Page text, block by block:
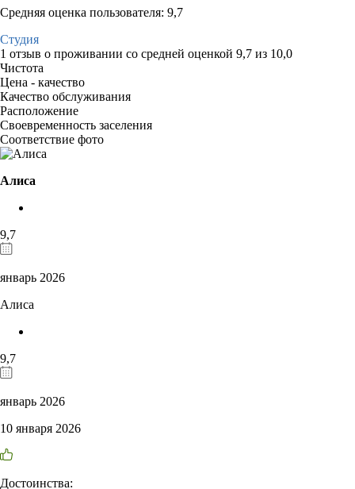
Средняя оценка пользователя: 9,7
Студия
1 отзыв о проживании со средней оценкой 9,7 из 10,0
Чистота
Цена - качество
Качество обслуживания
Расположение
Своевременность заселения
Соответствие фото
Алиса
9,7
январь 2026
Алиса
9,7
январь 2026
10 января 2026
Достоинства: